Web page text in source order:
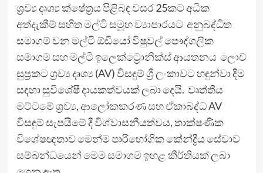
ශ්‍රව්‍ය දෘශ්‍ය ක්ෂේත්‍රය පිළිබඳ වසර 25කට අධික
අත්දැකීම් සහිත මල්ටි සමූහ ව්‍යාපාරයට අනුබද්ධිත
සමාගම් වන මල්ටි ඕඩියෝ විෂුවල් පෞද්ගලික
සමාගම සහ මල්ටි ඉලෙක්ට්‍රොනික්ස් ආයතනය ලොව
සුප්‍රකට ශ්‍රව්‍ය දෘශ්‍ය (AV) විසඳුම් ශ්‍රී ලංකාවට හඳුන්වා දීම
සඳහා සුවිශේෂී දායකත්වයක් ලබා දෙයි. වෘත්තීය
මට්ටමේ ශ්‍රව්‍ය, ආලෝකකරණ සහ ඒකාබද්ධ AV
විසඳුම් සැපයීමේ දී විශ්වාසනීයත්වය, තාක්ෂණික
විශේෂඥතාව මෙන්ම පාරිභෝගික කේන්ද්‍රීය සේවාව
සම්බන්ධයෙන් මෙම සමාගම ඉහළ කීර්තියක් ලබා